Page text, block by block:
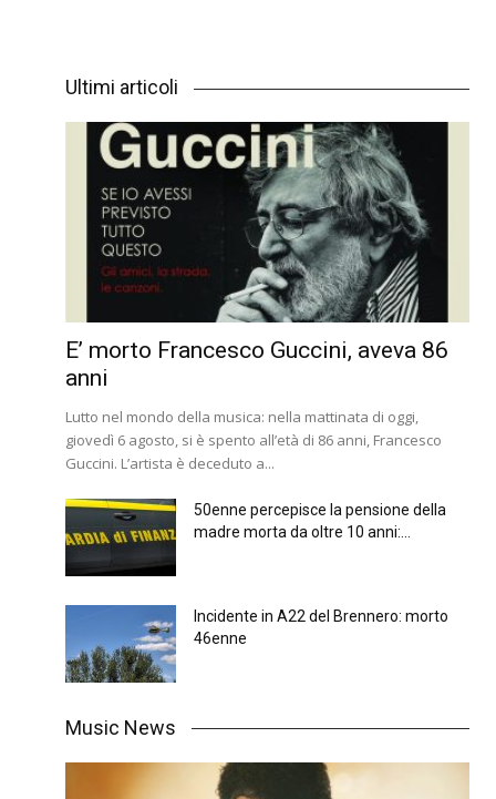
Ultimi articoli
E’ morto Francesco Guccini, aveva 86
anni
Lutto nel mondo della musica: nella mattinata di oggi,
giovedì 6 agosto, si è spento all’età di 86 anni, Francesco
Guccini. L’artista è deceduto a...
50enne percepisce la pensione della
madre morta da oltre 10 anni:...
Incidente in A22 del Brennero: morto
46enne
Music News